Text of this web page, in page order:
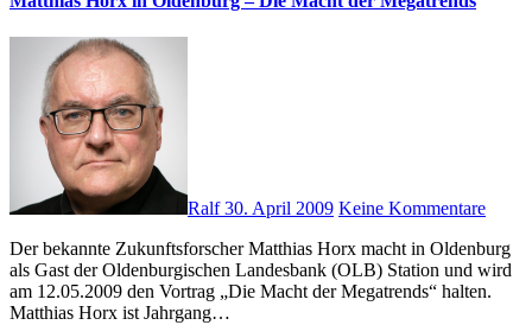
Ralf30. April 2009 Keine Kommentare
Der bekannte Zukunftsforscher Matthias Horx macht in Oldenburg
als Gast der Oldenburgischen Landesbank (OLB) Station und wird
am 12.05.2009 den Vortrag „Die Macht der Megatrends“ halten.
Matthias Horx ist Jahrgang…